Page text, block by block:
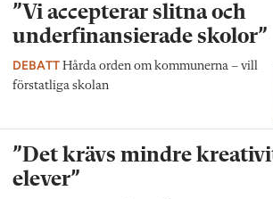
”Vi accepterar slitna och
underfinansierade skolor”
DEBATT Hårda orden om kommunerna – vill
förstatliga skolan
”Det krävs mindre
elever”